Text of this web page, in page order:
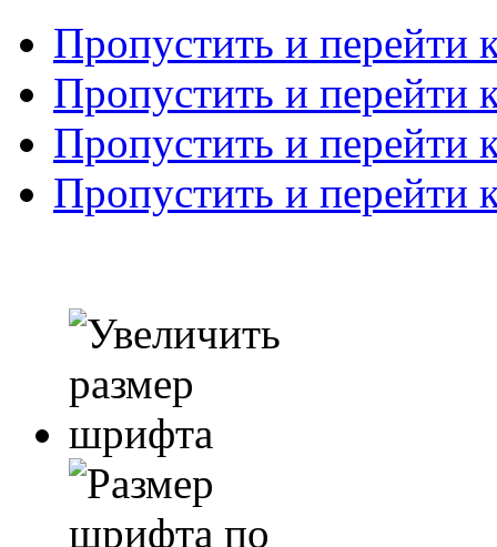
Пропустить и перейти
Пропустить и перейти
Пропустить и перейти
Пропустить и перейти